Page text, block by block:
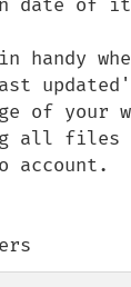
date of
handy
updated'
of your
all files
account.